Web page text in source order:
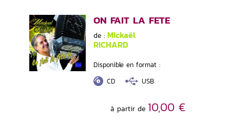
ON FAIT LA FETE
de : MIckaël
RICHARD
Disponible en format :
CD
USB
à partir de 10,00 €